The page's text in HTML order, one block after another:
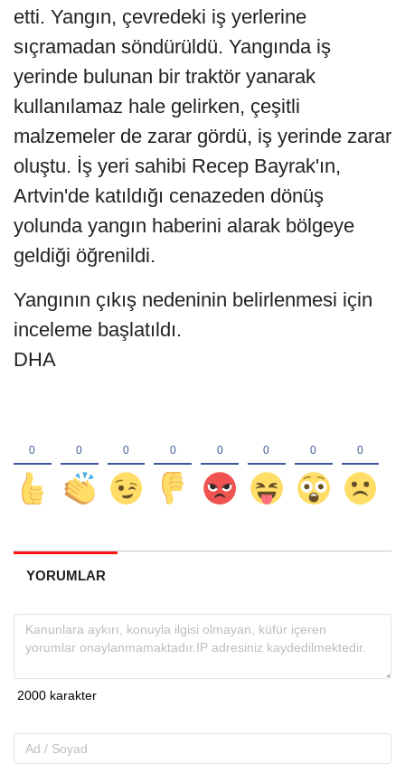
etti. Yangın, çevredeki iş yerlerine
sıçramadan söndürüldü. Yangında iş
yerinde bulunan bir traktör yanarak
kullanılamaz hale gelirken, çeşitli
malzemeler de zarar gördü, iş yerinde zarar
oluştu. İş yeri sahibi Recep Bayrak'ın,
Artvin'de katıldığı cenazeden dönüş
yolunda yangın haberini alarak bölgeye
geldiği öğrenildi.
Yangının çıkış nedeninin belirlenmesi için
inceleme başlatıldı.
DHA
YORUMLAR